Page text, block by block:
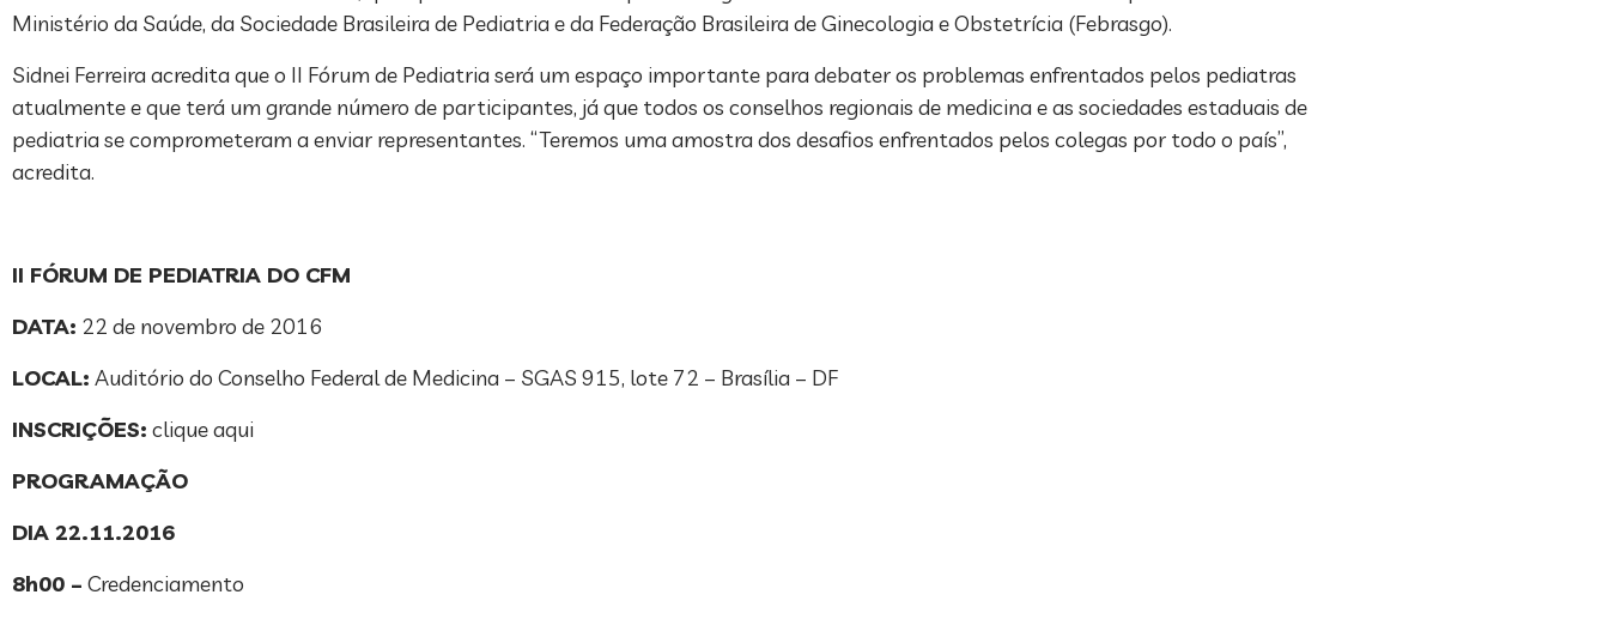
Ministério da Saúde, da Sociedade Brasileira de Pediatria e da Federação Brasileira de Ginecologia e Obstetrícia (Febrasgo).
Sidnei Ferreira acredita que o II Fórum de Pediatria será um espaço importante para debater os problemas enfrentados pelos pediatras
atualmente e que terá um grande número de participantes, já que todos os conselhos regionais de medicina e as sociedades estaduais de
pediatria se comprometeram a enviar representantes. “Teremos uma amostra dos desafios enfrentados pelos colegas por todo o país”,
acredita.
II FÓRUM DE PEDIATRIA DO CFM
DATA: 22 de novembro de 2016
LOCAL: Auditório do Conselho Federal de Medicina – SGAS 915, lote 72 – Brasília – DF
INSCRIÇÕES: clique aqui
PROGRAMAÇÃO
DIA 22.11.2016
8h00 – Credenciamento